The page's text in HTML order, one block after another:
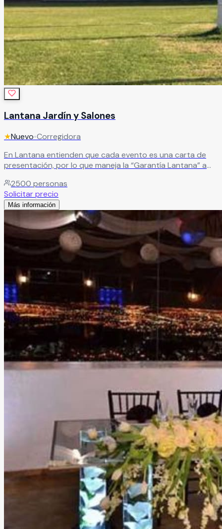
Lantana Jardín y Salones
★Nuevo•Corregidora
En Lantana entienden que cada evento es una carta de
presentación, por lo que maneja la “Garantía Lantana” a
disposición de los novios todo su personal certificado,
correspondiendo la confianza de poner en sus manos tan
importante evento en sus vidas.
2500 personas
Solicitar precio
Más información